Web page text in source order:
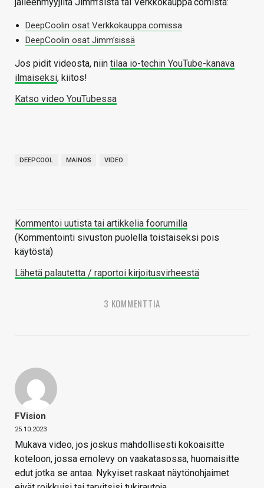
DeepCoolin osat Verkkokauppa.comissa
DeepCoolin osat Jimm’sissä
Jos pidit videosta, niin tilaa io-techin YouTube-kanava
ilmaiseksi, kiitos!
Katso video YouTubessa
DEEPCOOL MAINOS VIDEO
Kommentoi uutista tai artikkelia foorumilla
(Kommentointi sivuston puolella toistaiseksi pois
käytöstä)
Lähetä palautetta / raportoi kirjoitusvirheestä
3 KOMMENTTIA
FVision
25.10.2023
Mukava video, jos joskus mahdollisesti kokoaisitte
koteloon, jossa emolevy on vaakatasossa, huomaisitte
edut jotka se antaa. Nykyiset raskaat näytönohjaimet